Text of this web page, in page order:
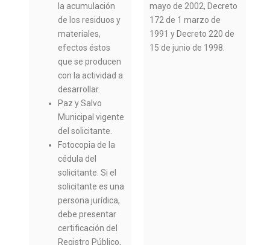
la acumulación
de los residuos y
materiales,
efectos éstos
que se producen
con la actividad a
desarrollar.
Paz y Salvo
Municipal vigente
del solicitante.
Fotocopia de la
cédula del
solicitante. Si el
solicitante es una
persona jurídica,
debe presentar
certificación del
Registro Público,
mayo de 2002, Decreto
172 de 1 marzo de
1991 y Decreto 220 de
15 de junio de 1998.